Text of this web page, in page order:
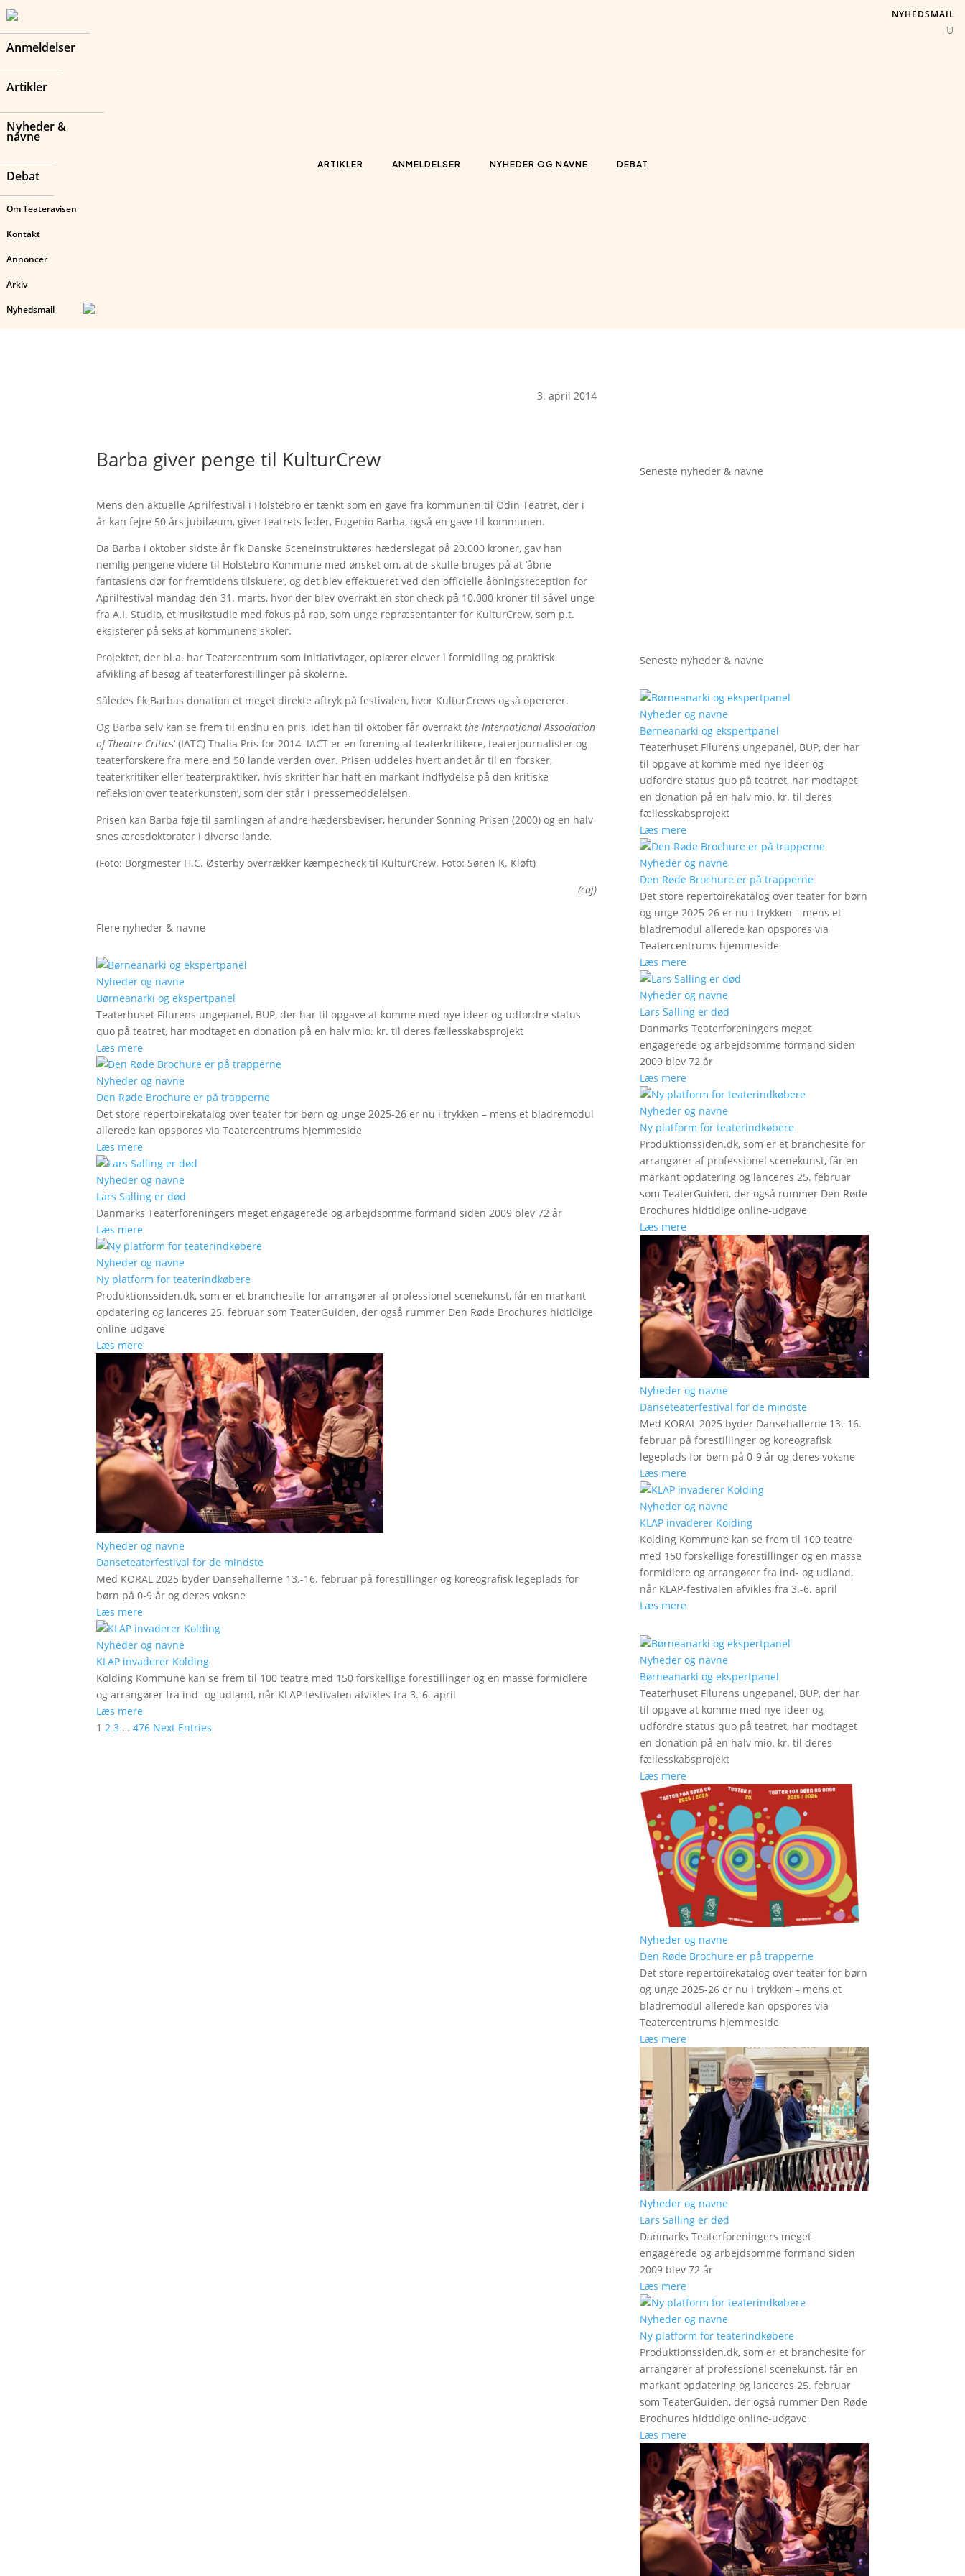
Anmeldelser
Artikler
Nyheder &
navne
Debat
Om Teateravisen
Kontakt
Annoncer
Arkiv
Nyhedsmail
ARTIKLER ANMELDELSER NYHEDER OG NAVNE DEBAT
NYHEDSMAIL
3. april 2014
Barba giver penge til KulturCrew
Mens den aktuelle Aprilfestival i Holstebro er tænkt som en gave fra kommunen til Odin Teatret, der i
år kan fejre 50 års jubilæum, giver teatrets leder, Eugenio Barba, også en gave til kommunen.
Da Barba i oktober sidste år fik Danske Sceneinstruktøres hæderslegat på 20.000 kroner, gav han
nemlig pengene videre til Holstebro Kommune med ønsket om, at de skulle bruges på at ’åbne
fantasiens dør for fremtidens tilskuere’, og det blev effektueret ved den officielle åbningsreception for
Aprilfestival mandag den 31. marts, hvor der blev overrakt en stor check på 10.000 kroner til såvel unge
fra A.I. Studio, et musikstudie med fokus på rap, som unge repræsentanter for KulturCrew, som p.t.
eksisterer på seks af kommunens skoler.
Projektet, der bl.a. har Teatercentrum som initiativtager, oplærer elever i formidling og praktisk
afvikling af besøg af teaterforestillinger på skolerne.
Således fik Barbas donation et meget direkte aftryk på festivalen, hvor KulturCrews også opererer.
Og Barba selv kan se frem til endnu en pris, idet han til oktober får overraktthe International Association
of Theatre Critics’ (IATC) Thalia Pris for 2014. IACT er en forening af teaterkritikere, teaterjournalister og
teaterforskere fra mere end 50 lande verden over. Prisen uddeles hvert andet år til en ’forsker,
teaterkritiker eller teaterpraktiker, hvis skrifter har haft en markant indflydelse på den kritiske
refleksion over teaterkunsten’, som der står i pressemeddelelsen.
Prisen kan Barba føje til samlingen af andre hædersbeviser, herunder Sonning Prisen (2000) og en halv
snes æresdoktorater i diverse lande.
(Foto: Borgmester H.C. Østerby overrækker kæmpecheck til KulturCrew. Foto: Søren K. Kløft)
(caj)
Flere nyheder & navne
Nyheder og navne
Børneanarki og ekspertpanel
Teaterhuset Filurens ungepanel, BUP, der har til opgave at komme med nye ideer og udfordre status
quo på teatret, har modtaget en donation på en halv mio. kr. til deres fællesskabsprojekt
Læs mere
Nyheder og navne
Den Røde Brochure er på trapperne
Det store repertoirekatalog over teater for børn og unge 2025-26 er nu i trykken – mens et bladremodul
allerede kan opspores via Teatercentrums hjemmeside
Læs mere
Nyheder og navne
Lars Salling er død
Danmarks Teaterforeningers meget engagerede og arbejdsomme formand siden 2009 blev 72 år
Læs mere
Nyheder og navne
Ny platform for teaterindkøbere
Produktionssiden.dk, som er et branchesite for arrangører af professionel scenekunst, får en markant
opdatering og lanceres 25. februar som TeaterGuiden, der også rummer Den Røde Brochures hidtidige
online-udgave
Læs mere
Nyheder og navne
Danseteaterfestival for de mindste
Med KORAL 2025 byder Dansehallerne 13.-16. februar på forestillinger og koreografisk legeplads for
børn på 0-9 år og deres voksne
Læs mere
Nyheder og navne
KLAP invaderer Kolding
Kolding Kommune kan se frem til 100 teatre med 150 forskellige forestillinger og en masse formidlere
og arrangører fra ind- og udland, når KLAP-festivalen afvikles fra 3.-6. april
Læs mere
1 2 3 … 476 Next Entries
Seneste nyheder & navne
Seneste nyheder & navne
Nyheder og navne
Børneanarki og ekspertpanel
Teaterhuset Filurens ungepanel, BUP, der har
til opgave at komme med nye ideer og
udfordre status quo på teatret, har modtaget
en donation på en halv mio. kr. til deres
fællesskabsprojekt
Læs mere
Nyheder og navne
Den Røde Brochure er på trapperne
Det store repertoirekatalog over teater for børn
og unge 2025-26 er nu i trykken – mens et
bladremodul allerede kan opspores via
Teatercentrums hjemmeside
Læs mere
Nyheder og navne
Lars Salling er død
Danmarks Teaterforeningers meget
engagerede og arbejdsomme formand siden
2009 blev 72 år
Læs mere
Nyheder og navne
Ny platform for teaterindkøbere
Produktionssiden.dk, som er et branchesite for
arrangører af professionel scenekunst, får en
markant opdatering og lanceres 25. februar
som TeaterGuiden, der også rummer Den Røde
Brochures hidtidige online-udgave
Læs mere
Nyheder og navne
Danseteaterfestival for de mindste
Med KORAL 2025 byder Dansehallerne 13.-16.
februar på forestillinger og koreografisk
legeplads for børn på 0-9 år og deres voksne
Læs mere
Nyheder og navne
KLAP invaderer Kolding
Kolding Kommune kan se frem til 100 teatre
med 150 forskellige forestillinger og en masse
formidlere og arrangører fra ind- og udland,
når KLAP-festivalen afvikles fra 3.-6. april
Læs mere
Nyheder og navne
Børneanarki og ekspertpanel
Teaterhuset Filurens ungepanel, BUP, der har
til opgave at komme med nye ideer og
udfordre status quo på teatret, har modtaget
en donation på en halv mio. kr. til deres
fællesskabsprojekt
Læs mere
Nyheder og navne
Den Røde Brochure er på trapperne
Det store repertoirekatalog over teater for børn
og unge 2025-26 er nu i trykken – mens et
bladremodul allerede kan opspores via
Teatercentrums hjemmeside
Læs mere
Nyheder og navne
Lars Salling er død
Danmarks Teaterforeningers meget
engagerede og arbejdsomme formand siden
2009 blev 72 år
Læs mere
Nyheder og navne
Ny platform for teaterindkøbere
Produktionssiden.dk, som er et branchesite for
arrangører af professionel scenekunst, får en
markant opdatering og lanceres 25. februar
som TeaterGuiden, der også rummer Den Røde
Brochures hidtidige online-udgave
Læs mere